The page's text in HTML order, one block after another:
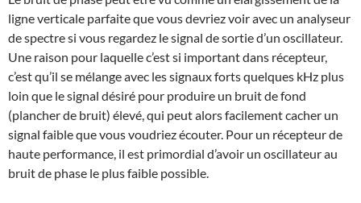
ligne verticale parfaite que vous devriez voir avec un analyseur
de spectre si vous regardez le signal de sortie d’un oscillateur.
Une raison pour laquelle c’est si important dans récepteur,
c’est qu’il se mélange avec les signaux forts quelques kHz plus
loin que le signal désiré pour produire un bruit de fond
(plancher de bruit) élevé, qui peut alors facilement cacher un
signal faible que vous voudriez écouter. Pour un récepteur de
haute performance, il est primordial d’avoir un oscillateur au
bruit de phase le plus faible possible.